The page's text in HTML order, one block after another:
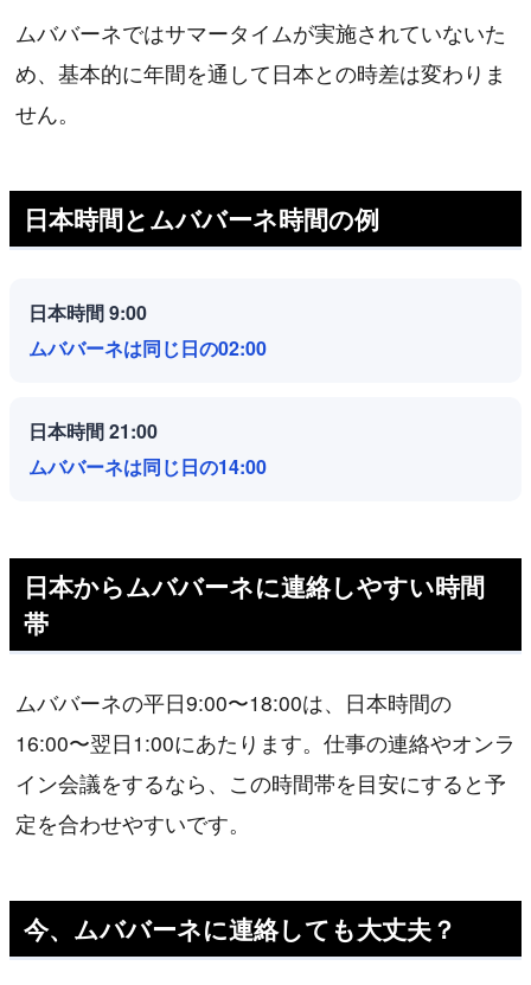
ムババーネではサマータイムが実施されていないた
め、基本的に年間を通して日本との時差は変わりま
せん。
日本時間とムババーネ時間の例
日本時間 9:00
ムババーネは同じ日の02:00
日本時間 21:00
ムババーネは同じ日の14:00
日本からムババーネに連絡しやすい時間
帯
ムババーネの平日9:00〜18:00は、日本時間の
16:00〜翌日1:00にあたります。仕事の連絡やオンラ
イン会議をするなら、この時間帯を目安にすると予
定を合わせやすいです。
今、ムババーネに連絡しても大丈夫？